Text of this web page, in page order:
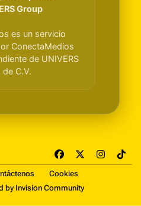
Group
es un servicio
ConectaMedios
de UNIVERS
de C.V.
a
c
e
n
i
Cookies
by Invision Community